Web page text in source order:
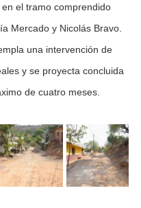
el tramo comprendido
Mercado y Nicolás Bravo.
una intervención de
y se proyecta concluida
de cuatro meses.